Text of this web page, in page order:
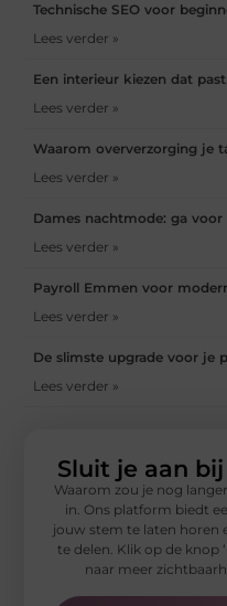
Technische SEO voor
Lees verder »
Een interieur kiezen dat
Lees verder »
Waarom oververzorging je
Lees verder »
Dames nachtmode: ga
Lees verder »
Payroll Emmen voor
Lees verder »
De slimste upgrade voor je
Lees verder »
Sluit je aan
Waarom zou je nog
in. Ons platform biedt
jouw stem te laten horen
te delen. Klik op de knop
naar meer